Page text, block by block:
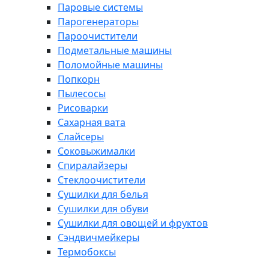
Паровые системы
Парогенераторы
Пароочистители
Подметальные машины
Поломойные машины
Попкорн
Пылесосы
Рисоварки
Сахарная вата
Слайсеры
Соковыжималки
Спиралайзеры
Стеклоочистители
Сушилки для белья
Сушилки для обуви
Сушилки для овощей и фруктов
Сэндвичмейкеры
Термобоксы